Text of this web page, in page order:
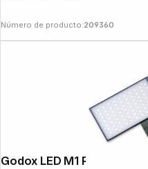
Número de producto:209360
Godox LED M1 RGB Mini LED